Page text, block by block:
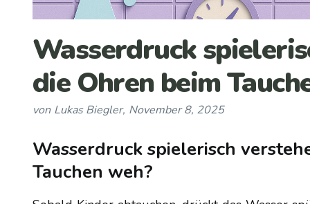
Wasserdruck
die Ohren beim
von Lukas Biegler, November 8, 2025
Wasserdruck spielerisch
Tauchen weh?